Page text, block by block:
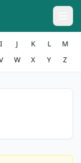
I J K L
M
W X Y Z